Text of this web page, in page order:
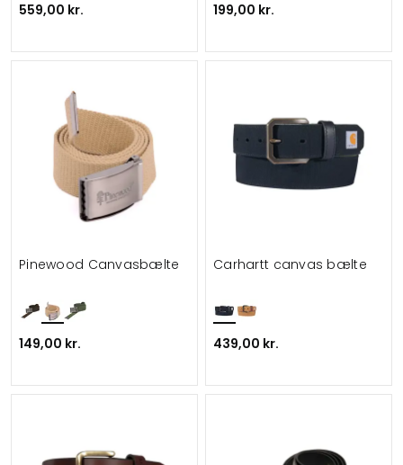
559,00 kr. 199,00 kr.
Pinewood Canvasbælte
149,00 kr.
Carhartt canvas bælte
439,00 kr.